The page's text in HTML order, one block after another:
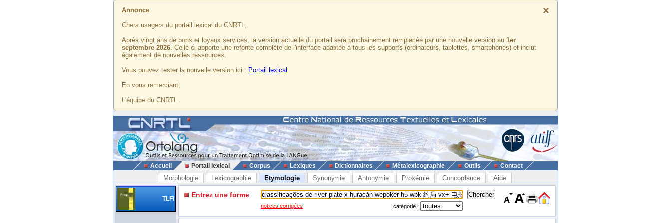
×
Annonce
Chers usagers du portail lexical du CNRTL,
Après vingt ans de bons et loyaux services, la version actuelle du portail sera prochainement remplacée par une nouvelle version au 1er
septembre 2026. Celle-ci apporte une refonte complète de l'interface adaptée à tous les supports (ordinateurs, tablettes, smartphones) et inclut
également de nouvelles ressources.
Vous pouvez tester la nouvelle version ici : Portail lexical
En vous remerciant,
L'équipe du CNRTL
Accueil Portail lexical Corpus Lexiques Dictionnaires Métalexicographie Outils Contact
Morphologie Lexicographie Etymologie Synonymie Antonymie Proxémie Concordance Aide
TLFi Entrez une forme
notices corrigées catégorie :